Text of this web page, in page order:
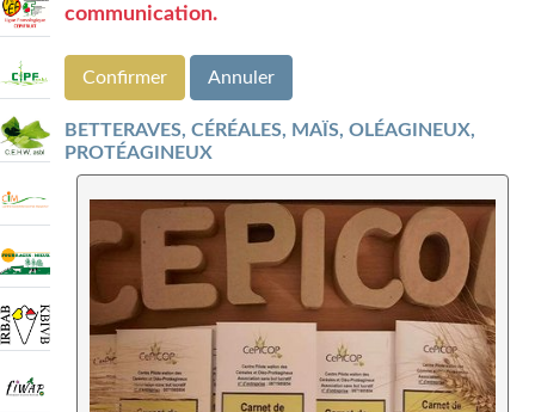
communication.
Confirmer Annuler
BETTERAVES, CÉRÉALES, MAÏS, OLÉAGINEUX,
PROTÉAGINEUX